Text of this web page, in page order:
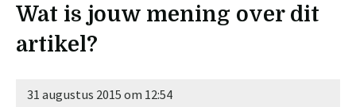
Wat is jouw mening over dit
artikel?
31 augustus 2015 om 12:54